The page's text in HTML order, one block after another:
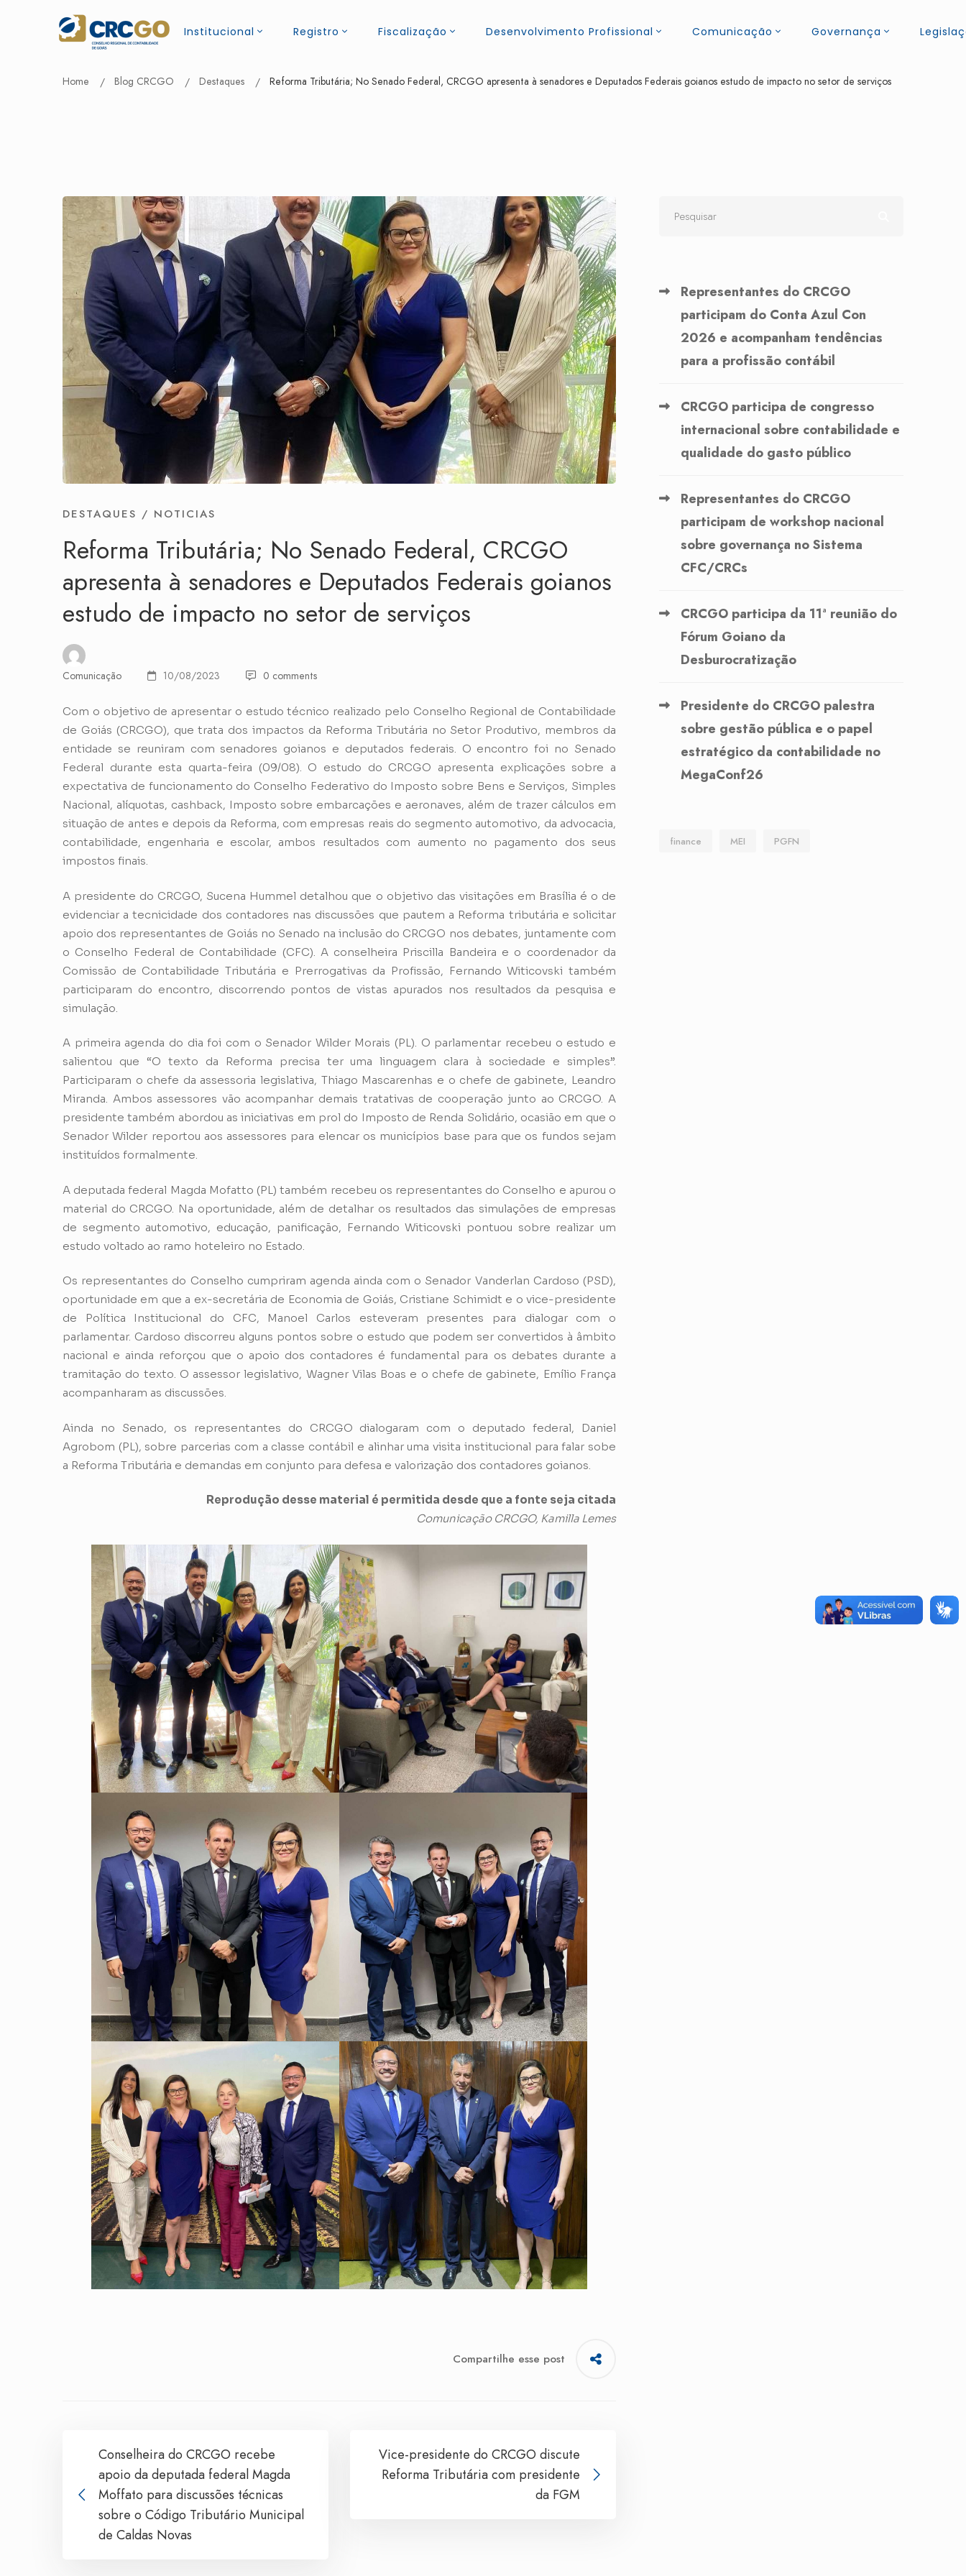
Institucional Registro Fiscalização Desenvolvimento Profissional Comunicação Governança
Home Blog CRCGO Destaques Reforma Tributária; No Senado Federal, CRCGO apresenta à senadores e Deputados Federais goianos estudo de impacto no setor de serviços
DESTAQUES / NOTICIAS
Reforma Tributária; No Senado Federal, CRCGO
apresenta à senadores e Deputados Federais goianos
estudo de impacto no setor de serviços
Comunicação 10/08/2023 0 comments
Com o objetivo de apresentar o estudo técnico realizado pelo Conselho Regional de Contabilidade
de Goiás (CRCGO), que trata dos impactos da Reforma Tributária no Setor Produtivo, membros da
entidade se reuniram com senadores goianos e deputados federais. O encontro foi no Senado
Federal durante esta quarta-feira (09/08). O estudo do CRCGO apresenta explicações sobre a
expectativa de funcionamento do Conselho Federativo do Imposto sobre Bens e Serviços, Simples
Nacional, alíquotas, cashback, Imposto sobre embarcações e aeronaves, além de trazer cálculos em
situação de antes e depois da Reforma, com empresas reais do segmento automotivo, da advocacia,
contabilidade, engenharia e escolar, ambos resultados com aumento no pagamento dos seus
impostos finais.
A presidente do CRCGO, Sucena Hummel detalhou que o objetivo das visitações em Brasília é o de
evidenciar a tecnicidade dos contadores nas discussões que pautem a Reforma tributária e solicitar
apoio dos representantes de Goiás no Senado na inclusão do CRCGO nos debates, juntamente com
o Conselho Federal de Contabilidade (CFC). A conselheira Priscilla Bandeira e o coordenador da
Comissão de Contabilidade Tributária e Prerrogativas da Profissão, Fernando Witicovski também
participaram do encontro, discorrendo pontos de vistas apurados nos resultados da pesquisa e
simulação.
A primeira agenda do dia foi com o Senador Wilder Morais (PL). O parlamentar recebeu o estudo e
salientou que “O texto da Reforma precisa ter uma linguagem clara à sociedade e simples”.
Participaram o chefe da assessoria legislativa, Thiago Mascarenhas e o chefe de gabinete, Leandro
Miranda. Ambos assessores vão acompanhar demais tratativas de cooperação junto ao CRCGO. A
presidente também abordou as iniciativas em prol do Imposto de Renda Solidário, ocasião em que o
Senador Wilder reportou aos assessores para elencar os municípios base para que os fundos sejam
instituídos formalmente.
A deputada federal Magda Mofatto (PL) também recebeu os representantes do Conselho e apurou o
material do CRCGO. Na oportunidade, além de detalhar os resultados das simulações de empresas
de segmento automotivo, educação, panificação, Fernando Witicovski pontuou sobre realizar um
estudo voltado ao ramo hoteleiro no Estado.
Os representantes do Conselho cumpriram agenda ainda com o Senador Vanderlan Cardoso (PSD),
oportunidade em que a ex-secretária de Economia de Goiás, Cristiane Schimidt e o vice-presidente
de Política Institucional do CFC, Manoel Carlos esteveram presentes para dialogar com o
parlamentar. Cardoso discorreu alguns pontos sobre o estudo que podem ser convertidos à âmbito
nacional e ainda reforçou que o apoio dos contadores é fundamental para os debates durante a
tramitação do texto. O assessor legislativo, Wagner Vilas Boas e o chefe de gabinete, Emílio França
acompanharam as discussões.
Ainda no Senado, os representantes do CRCGO dialogaram com o deputado federal, Daniel
Agrobom (PL), sobre parcerias com a classe contábil e alinhar uma visita institucional para falar sobe
a Reforma Tributária e demandas em conjunto para defesa e valorização dos contadores goianos.
Reprodução desse material é permitida desde que a fonte seja citada
Comunicação CRCGO, Kamilla Lemes
Compartilhe esse post
Conselheira do CRCGO recebe
apoio da deputada federal Magda
Moffato para discussões técnicas
sobre o Código Tributário Municipal
de Caldas Novas
Vice-presidente do CRCGO discute
Reforma Tributária com presidente
da FGM
Representantes do CRCGO
participam do Conta Azul Con
2026 e acompanham tendências
para a profissão contábil
CRCGO participa de congresso
internacional sobre contabilidade e
qualidade do gasto público
Representantes do CRCGO
participam de workshop nacional
sobre governança no Sistema
CFC/CRCs
CRCGO participa da 11ª reunião do
Fórum Goiano da
Desburocratização
Presidente do CRCGO palestra
sobre gestão pública e o papel
estratégico da contabilidade no
MegaConf26
finance MEI PGFN